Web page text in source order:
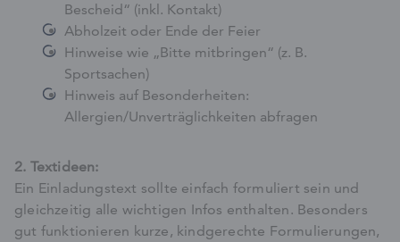
Bescheid“ (inkl. Kontakt)
Abholzeit oder Ende der Feier
Hinweise wie „Bitte mitbringen“ (z. B.
Sportsachen)
Hinweis auf Besonderheiten:
Allergien/Unverträglichkeiten abfragen
2. Textideen:
Ein Einladungstext sollte einfach formuliert sein und
gleichzeitig alle wichtigen Infos enthalten. Besonders
gut funktionieren kurze, kindgerechte Formulierungen,